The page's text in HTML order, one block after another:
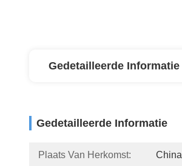
Gedetailleerde Informatie
Gedetailleerde Informatie
Plaats Van Herkomst: China